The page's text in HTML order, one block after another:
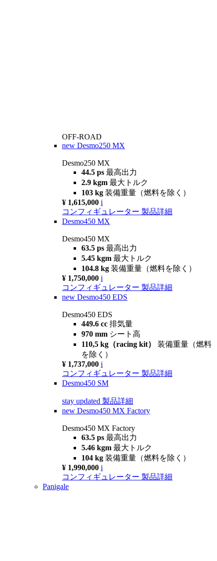
OFF-ROAD
new Desmo250 MX
Desmo250 MX
44.5 ps 最高出力
2.9 kgm 最大トルク
103 kg 装備重量（燃料を除く）
¥ 1,615,000 i
コンフィギュレーター 製品詳細
Desmo450 MX
Desmo450 MX
63.5 ps 最高出力
5.45 kgm 最大トルク
104.8 kg 装備重量（燃料を除く）
¥ 1,750,000 i
コンフィギュレーター 製品詳細
new Desmo450 EDS
Desmo450 EDS
449.6 cc 排気量
970 mm シート高
110,5 kg（racing kit） 装備重量（燃料
を除く）
¥ 1,737,000 i
コンフィギュレーター 製品詳細
Desmo450 SM
stay updated 製品詳細
new Desmo450 MX Factory
Desmo450 MX Factory
63.5 ps 最高出力
5.46 kgm 最大トルク
104 kg 装備重量（燃料を除く）
¥ 1,990,000 i
コンフィギュレーター 製品詳細
Panigale